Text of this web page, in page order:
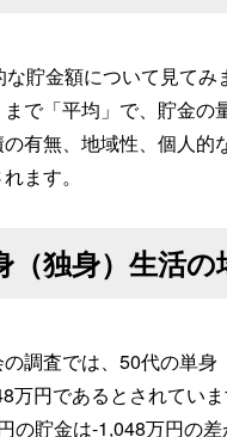
貯金額について見てみ
で「平均」で、貯金の
有無、地域性、個人的
ます。
（独身）生活の
調査では、50代の単身
万円であるとされてい
の貯金は-1,048万円の差